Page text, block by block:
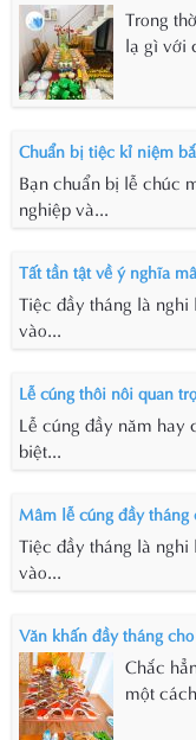
Trong
lạ gì với
Chuẩn bị tiệc kỉ niệm
Bạn chuẩn bị lễ chúc
nghiệp và...
Tất tần tật về ý nghĩa
Tiệc đầy tháng là
vào...
Lễ cúng thôi nôi quan
Lễ cúng đầy năm hay
biệt...
Mâm lễ cúng đầy tháng
Tiệc đầy tháng là
vào...
Văn khấn đầy tháng
Chắc
một